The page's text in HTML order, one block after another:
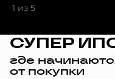
1 из 5
СУПЕР
где
от покупки